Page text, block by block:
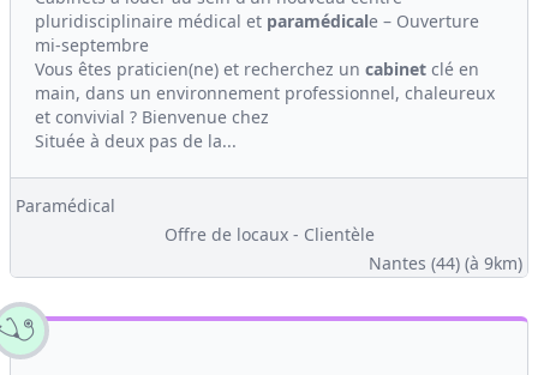
pluridisciplinaire médical et paramédicale – Ouverture
mi-septembre
Vous êtes praticien(ne) et recherchez un cabinet clé en
main, dans un environnement professionnel, chaleureux
et convivial ? Bienvenue chez
Située à deux pas de la...
Paramédical
Offre de locaux - Clientèle
Nantes (44) (à 9km)